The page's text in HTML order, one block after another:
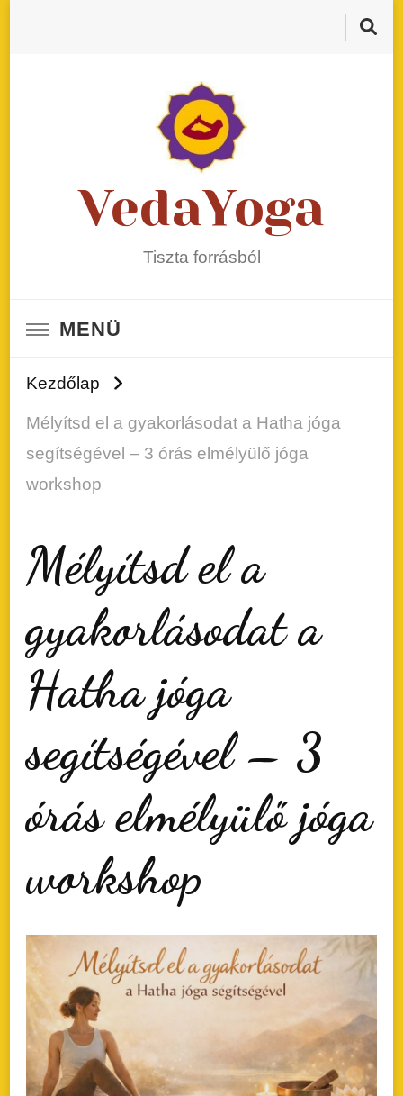
VedaYoga
Tiszta forrásból
MENÜ
Kezdőlap
Mélyítsd el a gyakorlásodat a Hatha jóga
segítségével – 3 órás elmélyülő jóga
workshop
Mélyítsd el a
gyakorlásodat a
Hatha jóga
segítségével – 3
órás elmélyülő jóga
workshop